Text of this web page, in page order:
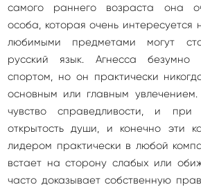
самого раннего возраста она
особа, которая очень интересуется
любимыми предметами могут
русский язык. Агнесса безумно
спортом, но он практически
основным или главным
чувство справедливости, и при
открытость души, и конечно эти
лидером практически в любой
встает на сторону слабых или
часто доказывает собственную